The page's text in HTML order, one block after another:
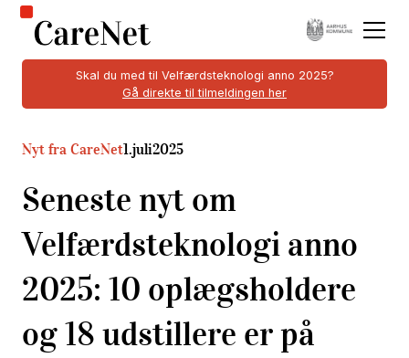
Skal du med til Velfærdsteknologi anno 2025?
Gå direkte til tilmeldingen her
Nyt fra CareNet1.juli2025
Seneste nyt om
Velfærdsteknologi anno
2025: 10 oplægsholdere
og 18 udstillere er på